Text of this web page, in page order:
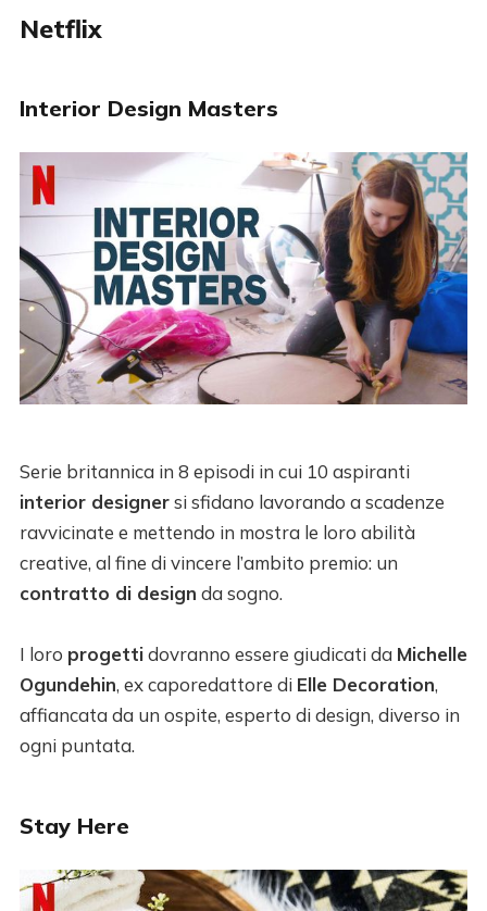
Netflix
Interior Design Masters
Serie britannica in 8 episodi in cui 10 aspiranti
interior designersi sfidano lavorando a scadenze
ravvicinate e mettendo in mostra le loro abilità
creative, al fine di vincere l’ambito premio: un
contratto di design da sogno.
I loro progettidovranno essere giudicati da Michelle
Ogundehin, ex caporedattore di Elle Decoration,
affiancata da un ospite, esperto di design, diverso in
ogni puntata.
Stay Here